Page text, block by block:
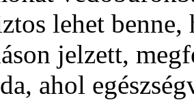
lehet benne,
jelzett,
ahol